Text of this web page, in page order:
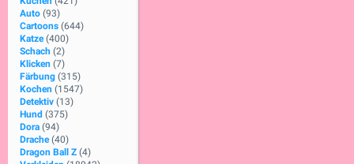
Auto (93)
Cartoons (644)
Katze (400)
Schach (2)
Klicken (7)
Färbung (315)
Kochen (1547)
Detektiv (13)
Hund (375)
Dora (94)
Drache (40)
Dragon Ball Z (4)